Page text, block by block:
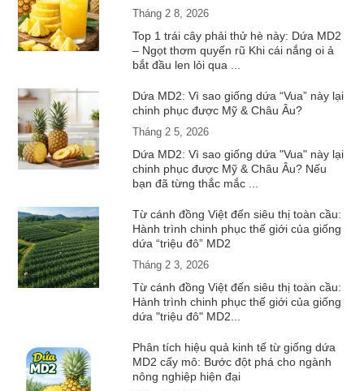
Tháng 2 8, 2026
Top 1 trái cây phải thử hè này: Dứa MD2
– Ngọt thơm quyến rũ Khi cái nắng oi ả
bắt đầu len lỏi qua ...
Dứa MD2: Vì sao giống dứa “Vua” này lại
chinh phục được Mỹ & Châu Âu?
Tháng 2 5, 2026
Dứa MD2: Vì sao giống dứa "Vua" này lại
chinh phục được Mỹ & Châu Âu? Nếu
bạn đã từng thắc mắc ...
Từ cánh đồng Việt đến siêu thị toàn cầu:
Hành trình chinh phục thế giới của giống
dứa “triệu đô” MD2
Tháng 2 3, 2026
Từ cánh đồng Việt đến siêu thị toàn cầu:
Hành trình chinh phục thế giới của giống
dứa "triệu đô" MD2...
Phân tích hiệu quả kinh tế từ giống dứa
MD2 cấy mô: Bước đột phá cho ngành
nông nghiệp hiện đại